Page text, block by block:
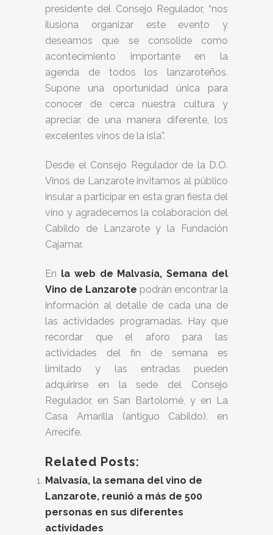
presidente del Consejo Regulador, “nos
ilusiona organizar este evento y
deseamos que se consolide como
acontecimiento importante en la
agenda de todos los lanzaroteños.
Supone una oportunidad única para
conocer de cerca nuestra cultura y
apreciar, de una manera diferente, los
excelentes vinos de la isla”.
Desde el Consejo Regulador de la D.O.
Vinos de Lanzarote invitamos al público
insular a participar en esta gran fiesta del
vino y agradecemos la colaboración del
Cabildo de Lanzarote y la Fundación
Cajamar.
En la web de Malvasía, Semana del
Vino de Lanzarote podrán encontrar la
información al detalle de cada una de
las actividades programadas. Hay que
recordar que el aforo para las
actividades del fin de semana es
limitado y las entradas pueden
adquirirse en la sede del Consejo
Regulador, en San Bartolomé, y en La
Casa Amarilla (antiguo Cabildo), en
Arrecife.
Related Posts:
Malvasía, la semana del vino de
Lanzarote, reunió a más de 500
personas en sus diferentes
actividades